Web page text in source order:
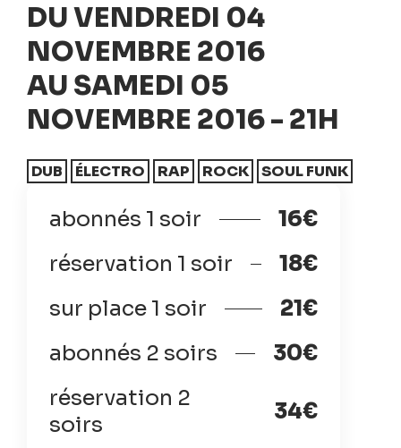
DU VENDREDI 04
NOVEMBRE 2016
AU SAMEDI 05
NOVEMBRE 2016 - 21H
DUB ÉLECTRO RAP ROCK SOUL FUNK
abonnés 1 soir
16€
réservation 1 soir
18€
sur place 1 soir
21€
abonnés 2 soirs
30€
réservation 2
soirs
34€